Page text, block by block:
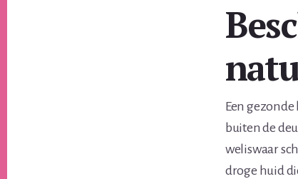
Een
buiten de
weliswaar
droge huid